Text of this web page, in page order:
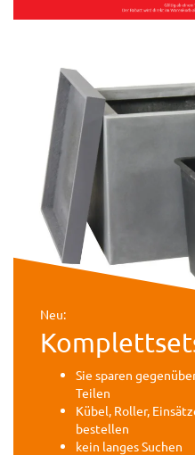
Neu:
Sie sparen
Teilen
Kübel, Roller,
bestellen
kein langes Suchen